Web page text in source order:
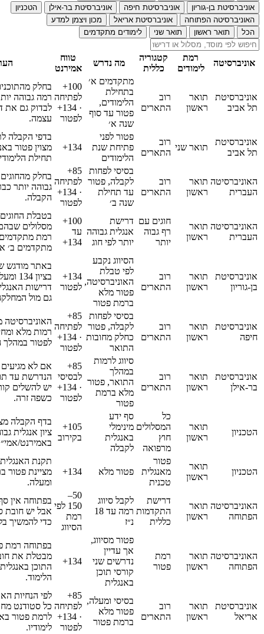
אוניברסיטת בן-גוריון
אוניברסיטת חיפה אוניברסיטת בר-אילן
הטכניון
האוניברסיטה הפתוחה
אוניברסיטת אריאל
מכון ויצמן למדע
הכל
תואר ראשון תואר שני לימודים מתקדמים
אוניברסיטה
רמת
לימודים
קטגוריה
כללית
מה נדרש
טווח
אמירנט
אוניברסיטת
תל אביב
תואר
ראשון
רוב
התארים
מתקדמים א׳
בתחילת
הלימודים,
פטור עד סוף
שנה א׳
100+
לפתיחה
· 134+
לפטור
בחלק
רמה גבוהה
לבדוק גם את
עצמה.
אוניברסיטת
תל אביב
תואר שני
רוב
התארים
פטור לפני
פתיחת שנת
הלימודים
134+
בדפי הקבלה
מצוין פטור
תחילת
האוניברסיטה
העברית
תואר
ראשון
רוב
התארים
בסיסי לפחות
לקבלה, פטור
עד תחילת
שנה ב׳
85+
לפתיחה
· 134+
לפטור
בחלק
גבוהה יותר
הקבלה.
האוניברסיטה
העברית
תואר
ראשון
חוגים עם
רף גבוה
יותר
דרישת
אנגלית גבוהה
יותר לפי חוג
100+
עד
134+
בטבלת
מסלולים
רמת
מתקדמים ב׳
אוניברסיטת
בן-גוריון
תואר
ראשון
רוב
התארים
הסיווג נקבע
לפי טבלת
האוניברסיטה,
פטור מלא
ברמת פטור
134+
לפטור
באתר מודגש
בציון
דרישות
גם מול
אוניברסיטת
חיפה
תואר
ראשון
רוב
התארים
בסיסי לפחות
לקבלה, פטור
כחלק מחובות
התואר
85+
לפתיחה
· 134+
לפטור
רמות מלא
לפטור במהלך
אוניברסיטת
בר-אילן
תואר
ראשון
רוב
התארים
סיווג לרמות
במהלך
התואר, פטור
מלא ברמת
פטור
85+
לבסיסי
· 134+
לפטור
אם לא
הנדרשת עד
יש להשלים
כשפה זרה.
הטכניון
תואר
ראשון
כל
המסלולים
חוץ
מרפואה
סף ידע
מינימלי
באנגלית
לקבלה
105+
בקירוב
בדף הקבלה
באמירנט/
הטכניון
תואר
ראשון
פטור
מאנגלית
טכנית
פטור מלא 134+
תקנת
ומעלה.
האוניברסיטה
הפתוחה
תואר
ראשון
דרישת
התקדמות
כללית
לקבל סיווג
רמה עד 18
נ״ז
50–
150 לפי
רמת
הסיווג
בפתוחה אין
אבל יש חובת
כדי להמשיך
האוניברסיטה
הפתוחה
תואר
ראשון
רמת
פטור
פטור מסיווג,
אך עדיין
נדרשים שני
קורסי תוכן
באנגלית
134+
בפתוחה רמת
מבטלת את
התוכן
הלימוד.
אוניברסיטת
אריאל
תואר
ראשון
רוב
התארים
בסיסי ומעלה,
פטור מלא
ברמת פטור
85+
לפתיחה
· 134+
לפטור
לפי הנחיות
כל סטודנט
לרמת פטור
לימודיו.